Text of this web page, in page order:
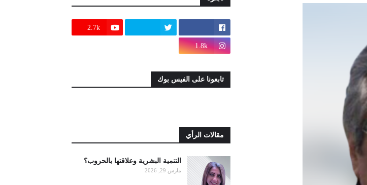
2.7k
1.8k
تابعونا على الفيس بوك
مقالات الرأي
التنمية البشرية وعلاقتها بالحروب؟
مارس 29, 2026